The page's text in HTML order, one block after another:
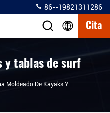
86--19821311286
Cita
y tablas de surf
Moldeado De Kayaks Y